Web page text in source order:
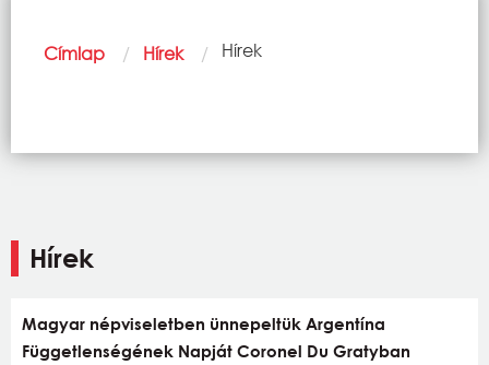
Morzsa
Címlap Hírek Current:
Hírek
Hírek
Magyar népviseletben ünnepeltük Argentína
Függetlenségének Napját Coronel Du Gratyban